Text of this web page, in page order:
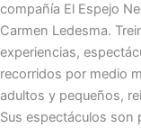
compañía El Espejo
Carmen Ledesma.
experiencias,
recorridos por medio
adultos y pequeños,
Sus espectáculos